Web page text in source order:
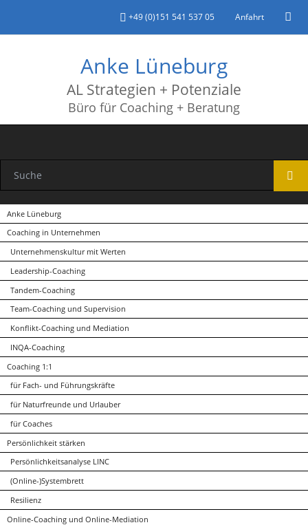
+49 (0)151 541 537 05 Anfahrt
Anke Lüneburg
AL Strategien + Potenziale
Büro für Coaching + Beratung
überspringen
Anke Lüneburg
Coaching in Unternehmen
Unternehmenskultur mit Werten
Leadership-Coaching
Tandem-Coaching
Team-Coaching und Supervision
Konflikt-Coaching und Mediation
INQA-Coaching
Coaching 1:1
für Fach- und Führungskräfte
für Naturfreunde und Urlauber
für Coaches
Persönlichkeit stärken
Persönlichkeitsanalyse LINC
(Online-)Systembrett
Resilienz
Online-Coaching und Online-Mediation